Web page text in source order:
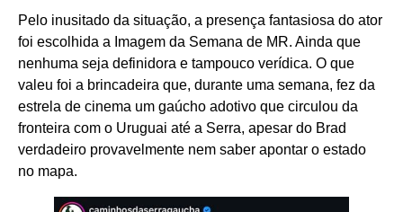
Pelo inusitado da situação, a presença fantasiosa do ator
foi escolhida a Imagem da Semana de MR. Ainda que
nenhuma seja definidora e tampouco verídica. O que
valeu foi a brincadeira que, durante uma semana, fez da
estrela de cinema um gaúcho adotivo que circulou da
fronteira com o Uruguai até a Serra, apesar do Brad
verdadeiro provavelmente nem saber apontar o estado
no mapa.